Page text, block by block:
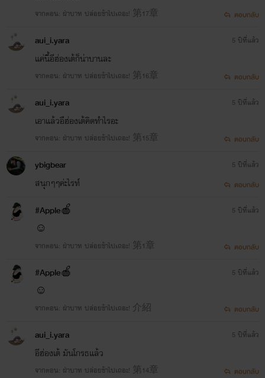
จากตอน: ฝ่าบาท ปล่อยข้าไปเถอะ! 第17章 ตอบกลับ
aui_i.yara
แค่นี้อีฮ่องเต้ก็น่าบานละ
จากตอน: ฝ่าบาท ปล่อยข้าไปเถอะ! 第16章
5 ปีที่แล้ว
ตอบกลับ
aui_i.yara
เอาแล้วอึฮ่องเต้คิดทำไรอะ
จากตอน: ฝ่าบาท ปล่อยข้าไปเถอะ! 第15章
5 ปีที่แล้ว
ตอบกลับ
ybigbear
สนุกๆๆค่ะไรท์
5 ปีที่แล้ว
ตอบกลับ
#Apple🍎
☺️
จากตอน: ฝ่าบาท ปล่อยข้าไปเถอะ! 第1章
5 ปีที่แล้ว
ตอบกลับ
#Apple🍎
☺️
จากตอน: ฝ่าบาท ปล่อยข้าไปเถอะ! 介紹
5 ปีที่แล้ว
ตอบกลับ
aui_i.yara
อีฮ่องเต้ มันโกรธแล้ว
จากตอน: ฝ่าบาท ปล่อยข้าไปเถอะ! 第14章
5 ปีที่แล้ว
ตอบกลับ